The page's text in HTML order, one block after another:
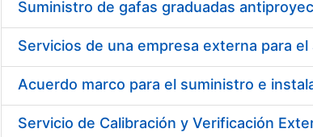
Show/Hide
Acuerdo marco para el suministro e